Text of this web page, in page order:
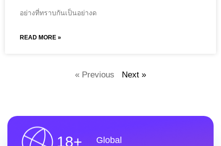
อย่างที่ทราบกันเป็นอย่างด
READ MORE »
« Previous Next »
18+
Global